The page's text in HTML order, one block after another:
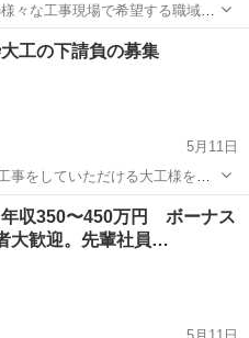
々な工事現場で希望する職域で
！ 募集は、現場経験
バックアップ致します。 ア
他 多能工
工の下請負の募集
5月11日
事をしていただける大工様を募
す。 内容は、船舶の中で下地を
作業です。 型枠大工、建築大工
工 船舶
収350〜450万円 ボーナス
大歓迎。先輩社員…